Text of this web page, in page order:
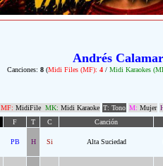
Andrés
Canciones: 8(Midi Files (MF): 4/Midi Karaokes
MF: MidiFile MK: Midi Karaoke T: Tono M: Mujer
F T C Canción
PB H Si Alta Suciedad